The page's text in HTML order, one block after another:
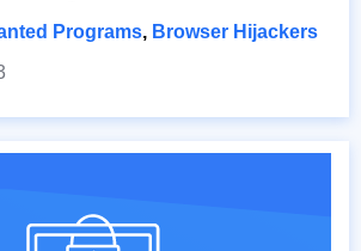
Programs, Browser Hijackers